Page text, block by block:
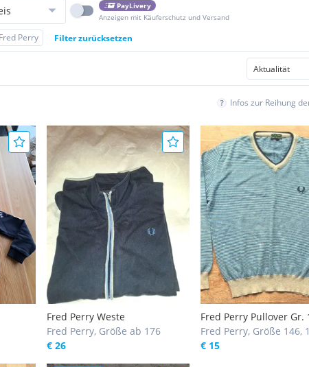
PayLivery
Anzeigen mit Käuferschutz und Versand
Fred Perry Filter zurücksetzen
Infos zur Reihung
Fred Perry Weste
Fred Perry, Größe ab 176
€ 26
Fred Perry Pullover Gr.
Jahre
Fred Perry, Größe 146,
€ 15